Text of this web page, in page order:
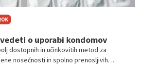
o uporabi kondomov
dostopnih in učinkovitih metod za
nosečnosti in spolno prenosljivih